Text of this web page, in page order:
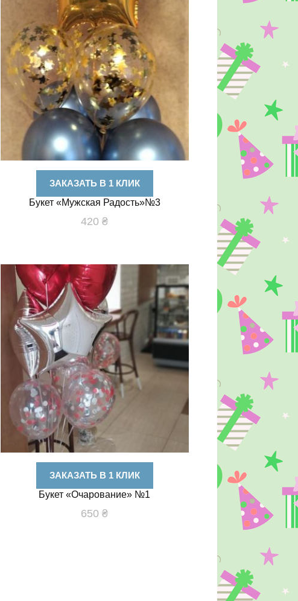
ЗАКАЗАТЬ В 1 КЛИК
Букет «Мужская Радость»№3
420₴
ЗАКАЗАТЬ В 1 КЛИК
Букет «Очарование» №1
650₴